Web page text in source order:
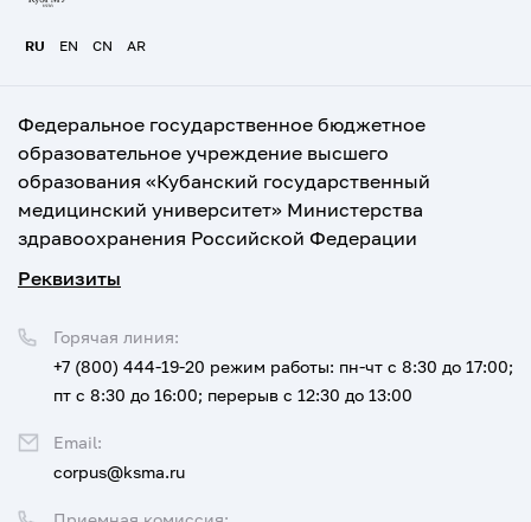
RU EN CN AR
Федеральное государственное бюджетное
образовательное учреждение высшего
образования «Кубанский государственный
медицинский университет» Министерства
здравоохранения Российской Федерации
Реквизиты
Горячая линия:
+7 (800) 444-19-20 режим работы: пн-чт с 8:30 до 17:00;
пт с 8:30 до 16:00; перерыв с 12:30 до 13:00
Email:
corpus@ksma.ru